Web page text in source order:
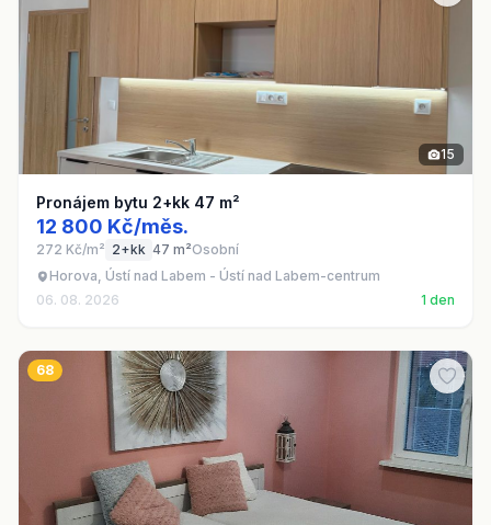
15
Pronájem bytu 2+kk 47 m²
12 800 Kč/měs.
272 Kč/m² 2+kk 47 m²Osobní
Horova, Ústí nad Labem - Ústí nad Labem-centrum
06. 08. 2026
1 den
68